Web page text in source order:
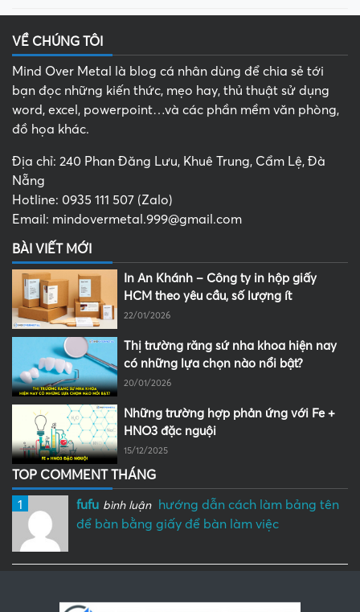
VỀ CHÚNG TÔI
Mind Over Metal là blog cá nhân dùng để chia sẻ tới
bạn đọc những kiến thức, mẹo hay, thủ thuật sử dụng
word, excel, powerpoint…và các phần mềm văn phòng,
đồ họa khác.
Địa chỉ: 240 Phan Đăng Lưu, Khuê Trung, Cẩm Lệ, Đà
Nẵng
Hotline: 0935 111 507 (Zalo)
Email: mindovermetal.999@gmail.com
BÀI VIẾT MỚI
In An Khánh – Công ty in hộp giấy
HCM theo yêu cầu, số lượng ít
22/01/2026
Thị trường răng sứ nha khoa hiện nay
có những lựa chọn nào nổi bật?
20/01/2026
Những trường hợp phản ứng với Fe +
HNO3 đặc nguội
15/12/2025
TOP COMMENT THÁNG
1 fufu bình luận
hướng dẫn cách làm bảng tên
để bàn bằng giấy để bàn làm việc